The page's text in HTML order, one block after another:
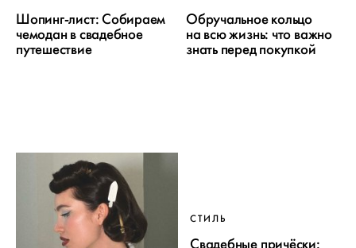
Шопинг-лист: Собираем
чемодан в свадебное
путешествие
Обручальное кольцо
на всю жизнь: что важно
знать перед покупкой
СТИЛЬ
Свадебные причёски: